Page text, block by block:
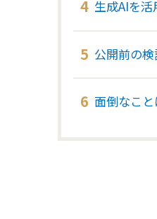
生成AIを
公開前の
面倒なこ